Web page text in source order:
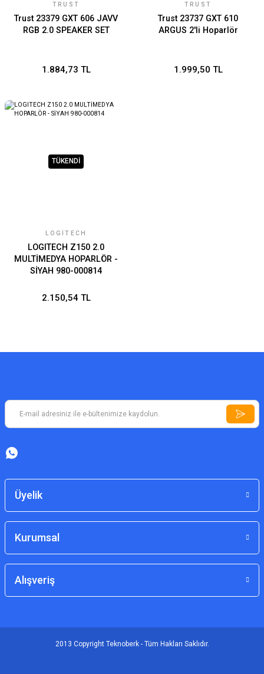
TRUST
Trust 23379 GXT 606 JAVV
RGB 2.0 SPEAKER SET
1.884,73 TL
TRUST
Trust 23737 GXT 610
ARGUS 2'li Hoparlör
1.999,50 TL
TÜKENDİ
LOGITECH
LOGITECH Z150 2.0
MULTİMEDYA HOPARLÖR -
SİYAH 980-000814
2.150,54 TL
Üyelik
Kurumsal
Alışveriş
2013 Copyright Teknoberk - Tüm Hakları Saklıdır.